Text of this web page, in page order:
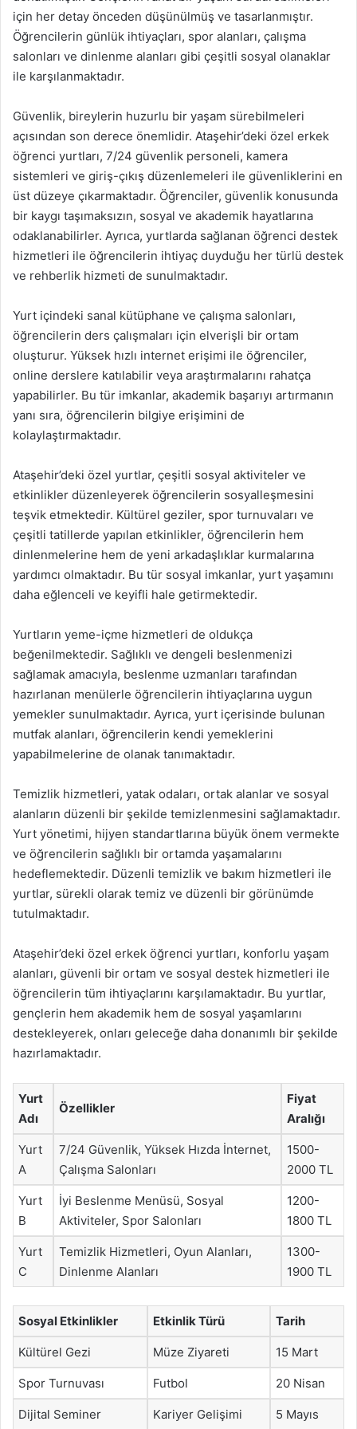
için her detay önceden düşünülmüş ve tasarlanmıştır.
Öğrencilerin günlük ihtiyaçları, spor alanları, çalışma
salonları ve dinlenme alanları gibi çeşitli sosyal olanaklar
ile karşılanmaktadır.
Güvenlik, bireylerin huzurlu bir yaşam sürebilmeleri
açısından son derece önemlidir. Ataşehir’deki özel erkek
öğrenci yurtları, 7/24 güvenlik personeli, kamera
sistemleri ve giriş-çıkış düzenlemeleri ile güvenliklerini en
üst düzeye çıkarmaktadır. Öğrenciler, güvenlik konusunda
bir kaygı taşımaksızın, sosyal ve akademik hayatlarına
odaklanabilirler. Ayrıca, yurtlarda sağlanan öğrenci destek
hizmetleri ile öğrencilerin ihtiyaç duyduğu her türlü destek
ve rehberlik hizmeti de sunulmaktadır.
Yurt içindeki sanal kütüphane ve çalışma salonları,
öğrencilerin ders çalışmaları için elverişli bir ortam
oluşturur. Yüksek hızlı internet erişimi ile öğrenciler,
online derslere katılabilir veya araştırmalarını rahatça
yapabilirler. Bu tür imkanlar, akademik başarıyı artırmanın
yanı sıra, öğrencilerin bilgiye erişimini de
kolaylaştırmaktadır.
Ataşehir’deki özel yurtlar, çeşitli sosyal aktiviteler ve
etkinlikler düzenleyerek öğrencilerin sosyalleşmesini
teşvik etmektedir. Kültürel geziler, spor turnuvaları ve
çeşitli tatillerde yapılan etkinlikler, öğrencilerin hem
dinlenmelerine hem de yeni arkadaşlıklar kurmalarına
yardımcı olmaktadır. Bu tür sosyal imkanlar, yurt yaşamını
daha eğlenceli ve keyifli hale getirmektedir.
Yurtların yeme-içme hizmetleri de oldukça
beğenilmektedir. Sağlıklı ve dengeli beslenmenizi
sağlamak amacıyla, beslenme uzmanları tarafından
hazırlanan menülerle öğrencilerin ihtiyaçlarına uygun
yemekler sunulmaktadır. Ayrıca, yurt içerisinde bulunan
mutfak alanları, öğrencilerin kendi yemeklerini
yapabilmelerine de olanak tanımaktadır.
Temizlik hizmetleri, yatak odaları, ortak alanlar ve sosyal
alanların düzenli bir şekilde temizlenmesini sağlamaktadır.
Yurt yönetimi, hijyen standartlarına büyük önem vermekte
ve öğrencilerin sağlıklı bir ortamda yaşamalarını
hedeflemektedir. Düzenli temizlik ve bakım hizmetleri ile
yurtlar, sürekli olarak temiz ve düzenli bir görünümde
tutulmaktadır.
Ataşehir’deki özel erkek öğrenci yurtları, konforlu yaşam
alanları, güvenli bir ortam ve sosyal destek hizmetleri ile
öğrencilerin tüm ihtiyaçlarını karşılamaktadır. Bu yurtlar,
gençlerin hem akademik hem de sosyal yaşamlarını
destekleyerek, onları geleceğe daha donanımlı bir şekilde
hazırlamaktadır.
Yurt
Adı
Özellikler
Fiyat
Aralığı
Yurt
A
7/24 Güvenlik, Yüksek Hızda İnternet,
Çalışma Salonları
1500-
2000 TL
Yurt
B
İyi Beslenme Menüsü, Sosyal
Aktiviteler, Spor Salonları
1200-
1800 TL
Yurt
C
Temizlik Hizmetleri, Oyun Alanları,
Dinlenme Alanları
1300-
1900 TL
Sosyal Etkinlikler Etkinlik Türü Tarih
Kültürel Gezi Müze Ziyareti 15 Mart
Spor Turnuvası Futbol 20 Nisan
Dijital Seminer Kariyer Gelişimi 5 Mayıs